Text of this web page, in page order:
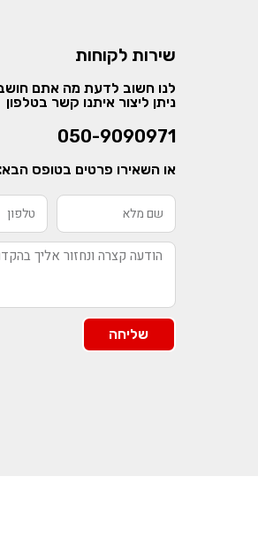
שירות לקוחות
לנו חשוב לדעת מה אתם
ניתן ליצור איתנו קשר בטלפון
050-9090971
או השאירו פרטים בטופס הבא:
שליחה